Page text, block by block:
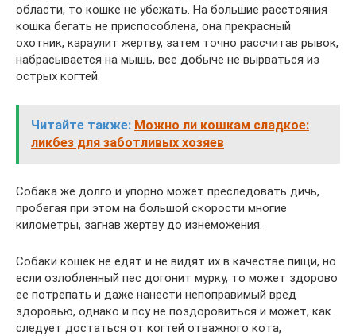
области, то кошке не убежать. На большие расстояния
кошка бегать не приспособлена, она прекрасный
охотник, караулит жертву, затем точно рассчитав рывок,
набрасывается на мышь, все добыче не вырваться из
острых когтей.
Читайте также: Можно ли кошкам сладкое:
ликбез для заботливых хозяев
Собака же долго и упорно может преследовать дичь,
пробегая при этом на большой скорости многие
километры, загнав жертву до изнеможения.
Собаки кошек не едят и не видят их в качестве пищи, но
если озлобленный пес догонит мурку, то может здорово
ее потрепать и даже нанести непоправимый вред
здоровью, однако и псу не поздоровиться и может, как
следует достаться от когтей отважного кота,